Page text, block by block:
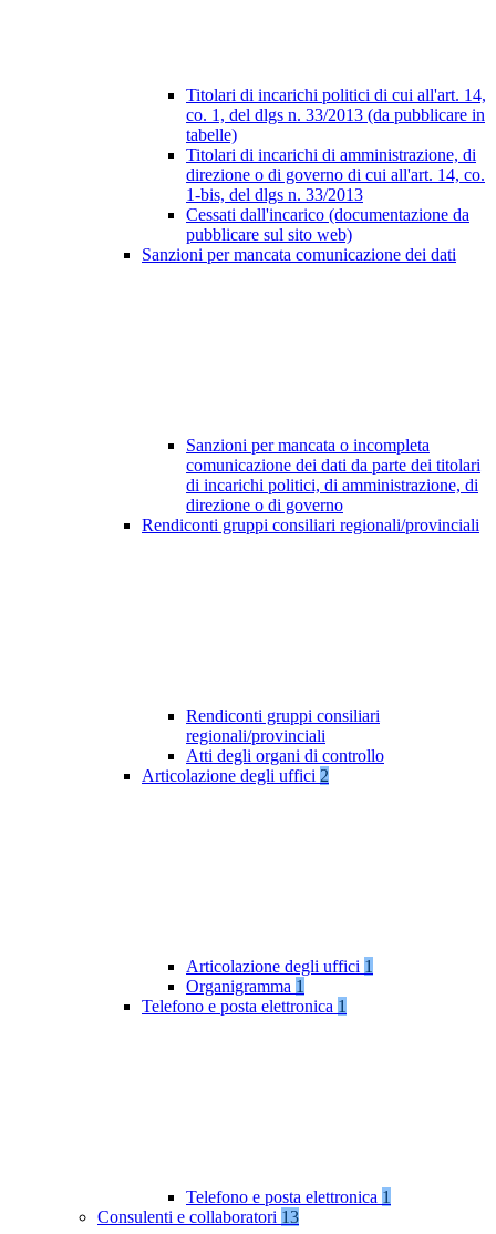
Titolari di incarichi politici di cui all'art. 14,
co. 1, del dlgs n. 33/2013 (da pubblicare in
tabelle)
Titolari di incarichi di amministrazione, di
direzione o di governo di cui all'art. 14, co.
1-bis, del dlgs n. 33/2013
Cessati dall'incarico (documentazione da
pubblicare sul sito web)
Sanzioni per mancata comunicazione dei dati
Sanzioni per mancata o incompleta
comunicazione dei dati da parte dei titolari
di incarichi politici, di amministrazione, di
direzione o di governo
Rendiconti gruppi consiliari regionali/provinciali
Rendiconti gruppi consiliari
regionali/provinciali
Atti degli organi di controllo
Articolazione degli uffici 2
Articolazione degli uffici 1
Organigramma 1
Telefono e posta elettronica 1
Telefono e posta elettronica 1
Consulenti e collaboratori 13